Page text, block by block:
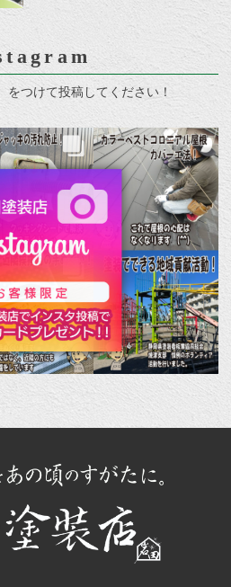
つけて投稿してください！